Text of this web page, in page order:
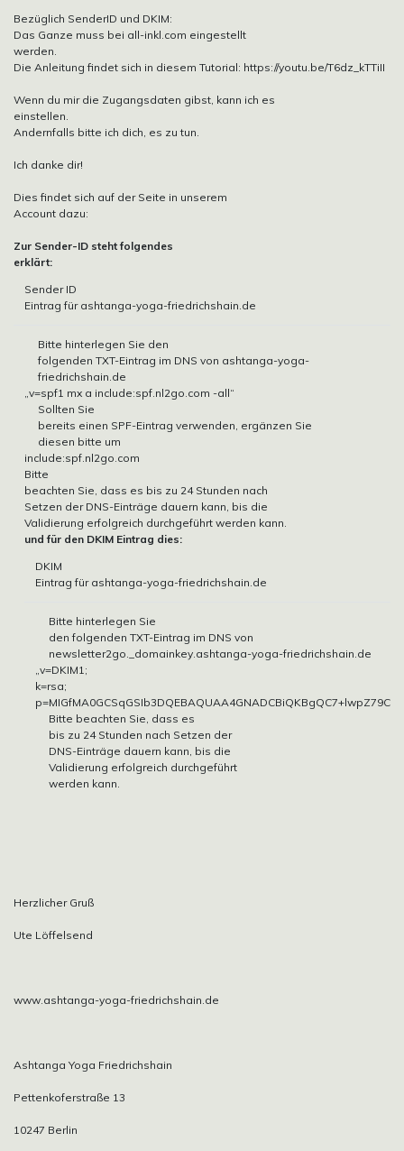
Bezüglich SenderID und DKIM:
Das Ganze muss bei all-inkl.com eingestellt
werden.
Die Anleitung findet sich in diesem Tutorial: https://youtu.be/T6dz_kTTiII
Wenn du mir die Zugangsdaten gibst, kann ich es
einstellen.
Andernfalls bitte ich dich, es zu tun.
Ich danke dir!
Dies findet sich auf der Seite in unserem
Account dazu:
Zur Sender-ID steht folgendes
erklärt:
Sender ID
Eintrag für ashtanga-yoga-friedrichshain.de
Bitte hinterlegen Sie den
folgenden TXT-Eintrag im DNS von ashtanga-yoga-
friedrichshain.de
„v=spf1 mx a include:spf.nl2go.com -all“
Sollten Sie
bereits einen SPF-Eintrag verwenden, ergänzen Sie
diesen bitte um
include:spf.nl2go.com
Bitte
beachten Sie, dass es bis zu 24 Stunden nach
Setzen der DNS-Einträge dauern kann, bis die
Validierung erfolgreich durchgeführt werden kann.
und für den DKIM Eintrag dies:
DKIM
Eintrag für ashtanga-yoga-friedrichshain.de
Bitte hinterlegen Sie
den folgenden TXT-Eintrag im DNS von
newsletter2go._domainkey.ashtanga-yoga-friedrichshain.de
„v=DKIM1;
k=rsa;
Bitte beachten Sie, dass es
bis zu 24 Stunden nach Setzen der
DNS-Einträge dauern kann, bis die
Validierung erfolgreich durchgeführt
werden kann.
Herzlicher Gruß
Ute Löffelsend
www.ashtanga-yoga-friedrichshain.de
Ashtanga Yoga Friedrichshain
Pettenkoferstraße 13
10247 Berlin